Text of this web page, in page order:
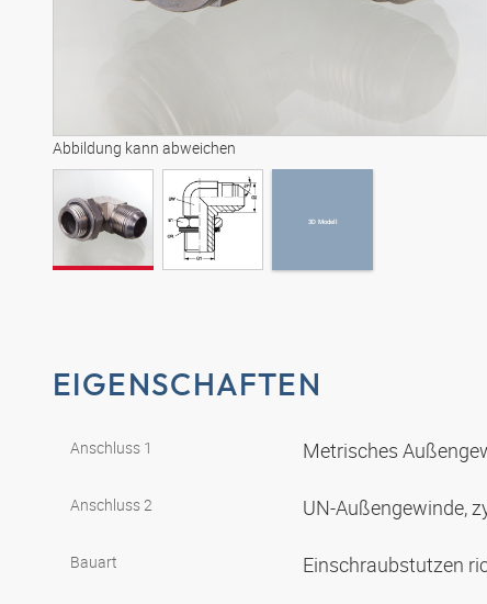
Abbildung kann abweichen
3D Modell
EIGENSCHAFTEN
Anschluss 1 Metrisches
Anschluss 2 UN-Außengewinde,
Bauart Einschraubstutzen